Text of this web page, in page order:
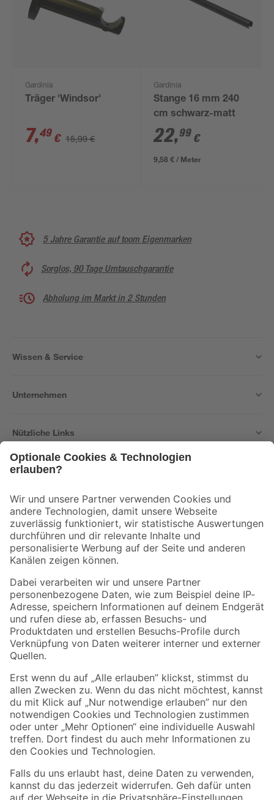
Gardinia
Träger 'Windsor'
7,49 € 15,99 €
Gardinia
Stange 16 mm 240
cm schwarz-matt
22,99 €
9,58 € / Meter
5 Jahre Garantie auf toom Eigenmarken
Sorglos, 90 Tage Umtauschgarantie
Abholung im Markt in 2 Stunden
Wissen & Service
Unternehmen
Nützliche Links
Der toom Newsletter: Keine Angebote und Aktionen mehr verpassen!
Zur Newsletter Anmeldung
Folge uns
Zahlungsarten Versandarten
Sicher einkaufen
Jetzt die toom-App herunterladen
Alle Preisangaben in EUR inkl. gesetzl. MwSt.. Die dargestellten Angebote sind unter
Umständen nicht in allen Märkten verfügbar. Die angegebenen Verfügbarkeiten beziehen